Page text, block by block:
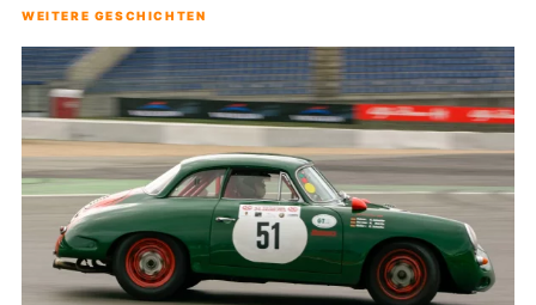
WEITERE GESCHICHTEN